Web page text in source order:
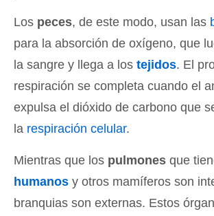
Los peces, de este modo, usan las
para la absorción de oxígeno, que
la sangre y llega a los tejidos. El
respiración se completa cuando el
expulsa el dióxido de carbono que
la respiración celular.
Mientras que los pulmones que
humanos y otros mamíferos son
branquias son externas. Estos